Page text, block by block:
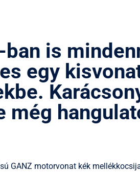
is
egy
GANZ motorvonat kék